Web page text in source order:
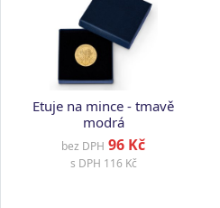
Etuje na mince - tmavě
modrá
bez DPH 96 Kč
s DPH 116 Kč